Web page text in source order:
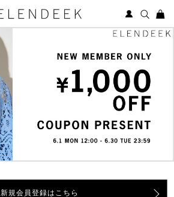
新規会員登録はこちら